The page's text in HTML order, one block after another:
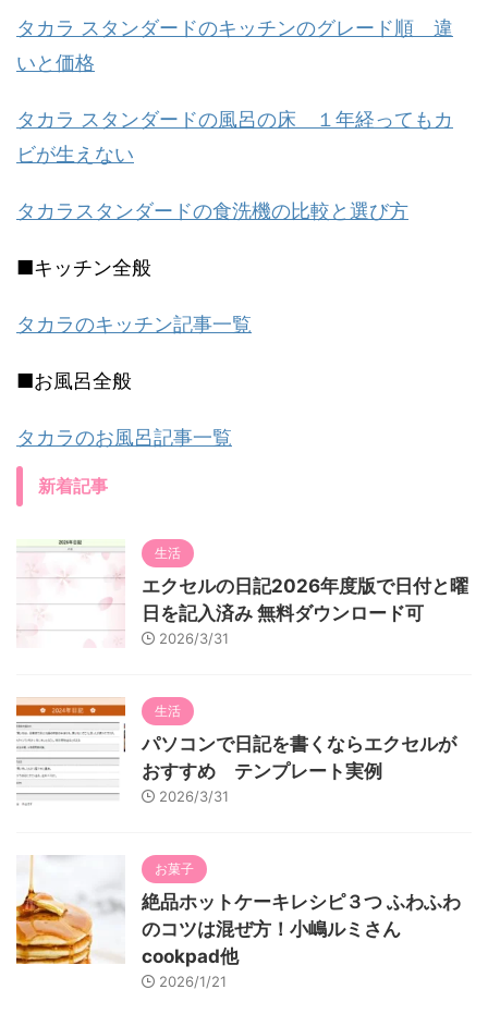
タカラ スタンダードのキッチンのグレード順 違
いと価格
タカラ スタンダードの風呂の床 １年経ってもカ
ビが生えない
タカラスタンダードの食洗機の比較と選び方
■キッチン全般
タカラのキッチン記事一覧
■お風呂全般
タカラのお風呂記事一覧
新着記事
生活
エクセルの日記2026年度版で日付と曜
日を記入済み 無料ダウンロード可
2026/3/31
生活
パソコンで日記を書くならエクセルが
おすすめ テンプレート実例
2026/3/31
お菓子
絶品ホットケーキレシピ３つ ふわふわ
のコツは混ぜ方！小嶋ルミさん
cookpad他
2026/1/21